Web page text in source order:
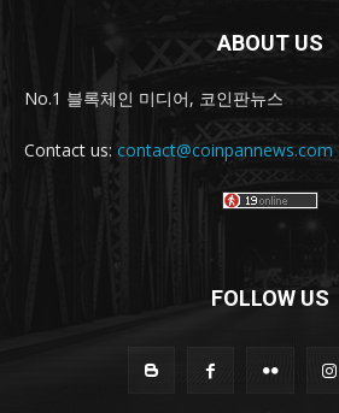
ABOUT US
No.1 블록체인 미디어, 코인판뉴스
Contact us: contact@coinpannews.com
FOLLOW US